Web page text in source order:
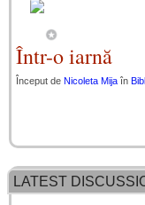
Într-o iarnă
Început de Nicoleta Mija în
LATEST